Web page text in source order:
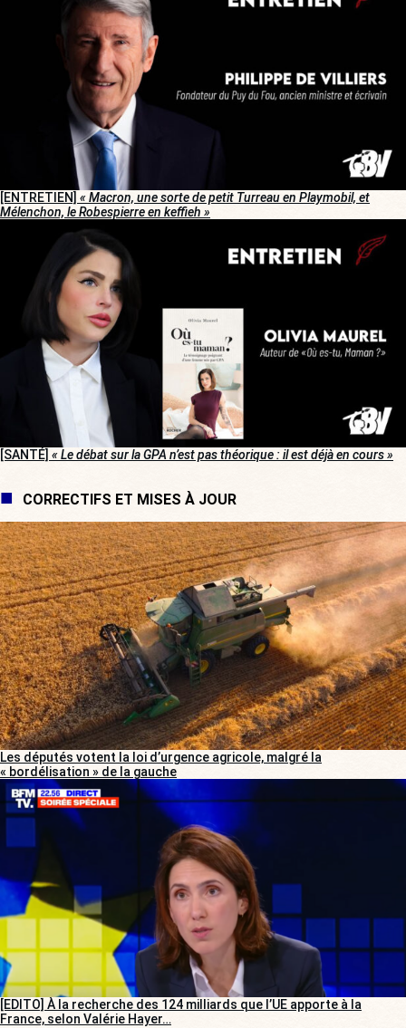
[ENTRETIEN] « Macron, une sorte de petit Turreau en Playmobil, et
Mélenchon, le Robespierre en keffieh »
[SANTÉ] « Le débat sur la GPA n’est pas théorique : il est déjà en cours »
CORRECTIFS ET MISES À JOUR
Les députés votent la loi d’urgence agricole, malgré la
« bordélisation » de la gauche
[EDITO] À la recherche des 124 milliards que l’UE apporte à la
France, selon Valérie Hayer…